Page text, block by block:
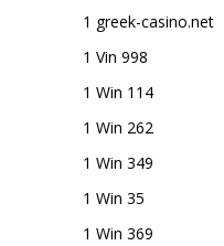
1 greek-casino.net
1 Vin 998
1 Win 114
1 Win 262
1 Win 349
1 Win 35
1 Win 369